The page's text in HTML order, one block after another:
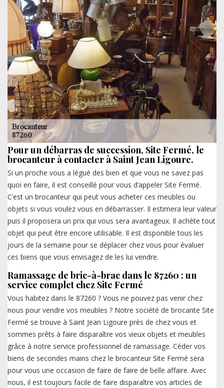
Pour un débarras de succession, Site Fermé, le
brocanteur à contacter à Saint Jean Ligoure.
Si un proche vous a légué des bien et que vous ne savez pas
quoi en faire, il est conseillé pour vous d’appeler Site Fermé.
C’est un brocanteur qui peut vous acheter ces meubles ou
objets si vous voulez vous en débarrasser. Il estimera leur valeur
puis il proposera un prix qui vous sera avantageux. Il achète tout
objet qui peut être encore utilisable. Il est disponible tous les
jours de la semaine pour se déplacer chez vous pour évaluer
ces biens que vous envisagez de les lui vendre.
Ramassage de bric-à-brac dans le 87260 : un
service complet chez Site Fermé
Vous habitez dans le 87260 ? Vous ne pouvez pas venir chez
nous pour vendre vos meubles ? Notre société de brocante Site
Fermé se trouve à Saint Jean Ligoure près de chez vous et
sommes prêts à faire disparaître vos vieux objets et meubles
grâce à notre service professionnel de ramassage. Céder vos
biens de secondes mains chez le brocanteur Site Fermé sera
pour vous une occasion de faire de faire de belle affaire. Avec
nous, il est toujours facile de faire disparaître vos articles de